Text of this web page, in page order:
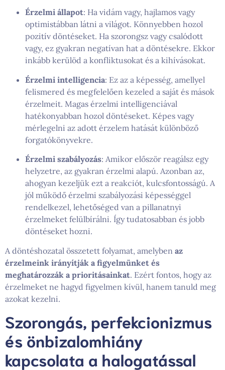
Érzelmi állapot: Ha vidám vagy, hajlamos vagy
optimistábban látni a világot. Könnyebben hozol
pozitív döntéseket. Ha szorongsz vagy csalódott
vagy, ez gyakran negatívan hat a döntésekre. Ekkor
inkább kerülöd a konfliktusokat és a kihívásokat.
Érzelmi intelligencia: Ez az a képesség, amellyel
felismered és megfelelően kezeled a saját és mások
érzelmeit. Magas érzelmi intelligenciával
hatékonyabban hozol döntéseket. Képes vagy
mérlegelni az adott érzelem hatását különböző
forgatókönyvekre.
Érzelmi szabályozás: Amikor először reagálsz egy
helyzetre, az gyakran érzelmi alapú. Azonban az,
ahogyan kezeljük ezt a reakciót, kulcsfontosságú. A
jól működő érzelmi szabályozási képességgel
rendelkezel, lehetőséged van a pillanatnyi
érzelmeket felülbírálni. Így tudatosabban és jobb
döntéseket hozni.
A döntéshozatal összetett folyamat, amelyben az
érzelmeink irányítják a figyelmünket és
meghatározzák a prioritásainkat. Ezért fontos, hogy az
érzelmeket ne hagyd figyelmen kívül, hanem tanuld meg
azokat kezelni.
Szorongás, perfekcionizmus
és önbizalomhiány
kapcsolata a halogatással